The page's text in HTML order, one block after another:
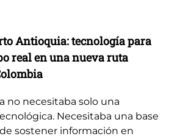
Antioquia: tecnología para
real en una nueva ruta
no necesitaba solo una
Necesitaba una base
sostener información en